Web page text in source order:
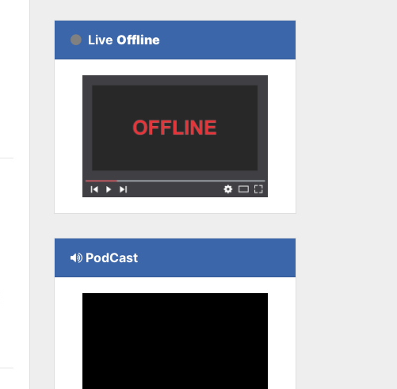
Live Offline
PodCast